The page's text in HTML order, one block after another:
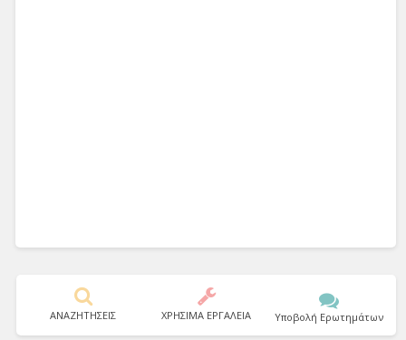
ΑΝΑΖΗΤΗΣΕΙΣ ΧΡΗΣΙΜΑ ΕΡΓΑΛΕΙΑ Υποβολή Ερωτημάτων